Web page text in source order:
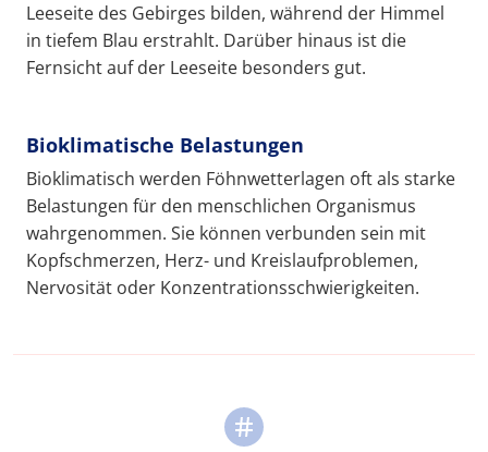
Leeseite des Gebirges bilden, während der Himmel
in tiefem Blau erstrahlt. Darüber hinaus ist die
Fernsicht auf der Leeseite besonders gut.
Bioklimatische Belastungen
Bioklimatisch werden Föhnwetterlagen oft als starke
Belastungen für den menschlichen Organismus
wahrgenommen. Sie können verbunden sein mit
Kopfschmerzen, Herz- und Kreislaufproblemen,
Nervosität oder Konzentrationsschwierigkeiten.